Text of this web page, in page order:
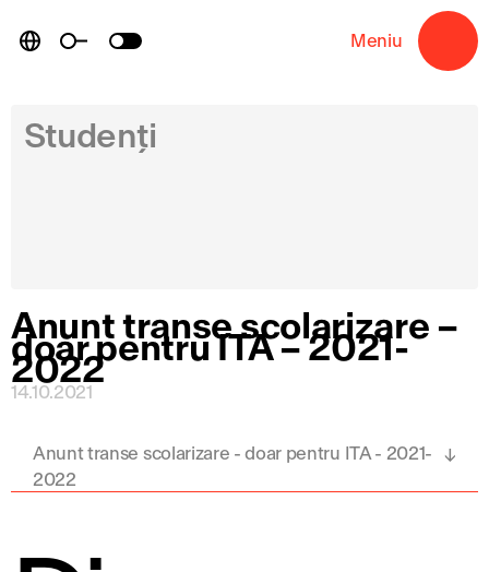
content
Meniu
Studenți
Anunt transe scolarizare –
doar pentru ITA – 2021-
2022
14.10.2021
Anunt transe scolarizare - doar pentru ITA - 2021-
2022